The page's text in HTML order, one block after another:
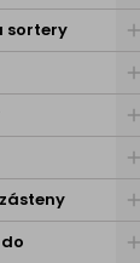
sortery